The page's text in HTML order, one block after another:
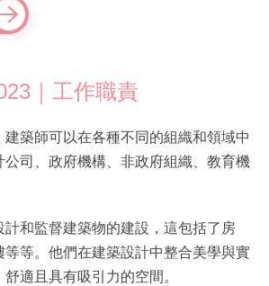
｜工作職責
築師可以在各種不同的組織和領域中
司、政府機構、非政府組織、教育機
和監督建築物的建設，這包括了房
等等。他們在建築設計中整合美學與實
適且具有吸引力的空間。